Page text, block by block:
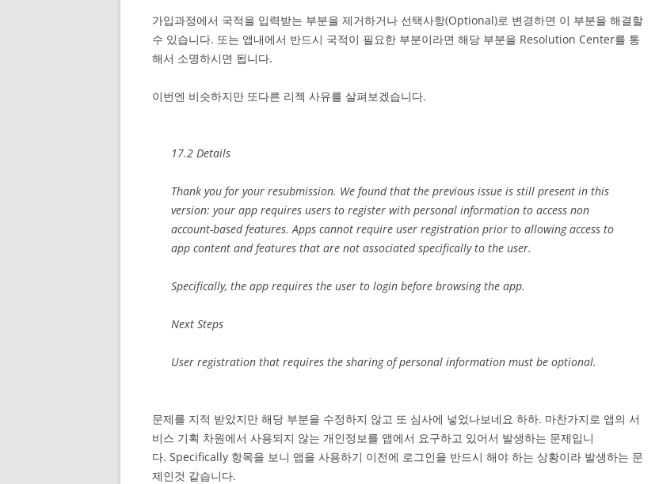
가입과정에서 국적을 입력받는 부분을 제거하거나 선택사항(Optional)로 변경하면 이 부분을 해결할
수 있습니다. 또는 앱내에서 반드시 국적이 필요한 부분이라면 해당 부분을 Resolution Center를 통
해서 소명하시면 됩니다.
이번엔 비슷하지만 또다른 리젝 사유를 살펴보겠습니다.
17.2 Details
Thank you for your resubmission. We found that the previous issue is still present in this
version: your app requires users to register with personal information to access non
account-based features. Apps cannot require user registration prior to allowing access to
app content and features that are not associated specifically to the user.
Specifically, the app requires the user to login before browsing the app.
Next Steps
User registration that requires the sharing of personal information must be optional.
문제를 지적 받았지만 해당 부분을 수정하지 않고 또 심사에 넣었나보네요 하하. 마찬가지로 앱의 서
비스 기획 차원에서 사용되지 않는 개인정보를 앱에서 요구하고 있어서 발생하는 문제입니
다. Specifically 항목을 보니 앱을 사용하기 이전에 로그인을 반드시 해야 하는 상황이라 발생하는 문
제인것 같습니다.